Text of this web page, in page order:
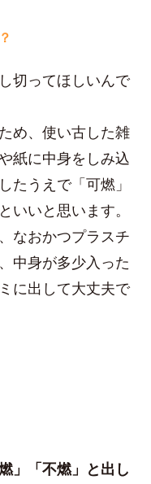
切ってほしいんで
め、使い古した雑
紙に中身をしみ込
たうえで「可燃」
いいと思います。
なおかつプラスチ
中身が多少入った
に出して大丈夫で
」「不燃」と出し